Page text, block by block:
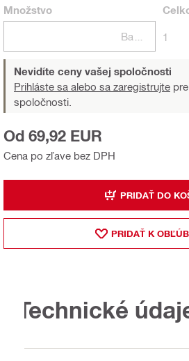
Množstvo
1
Nevidíte ceny vašej spoločnosti
Prihláste sa alebo sa zaregistrujte
spoločnosti.
Cena po zľave bez DPH
Od 69,92 EUR
PRIDAŤ DO
PRIDAŤ K
Technické